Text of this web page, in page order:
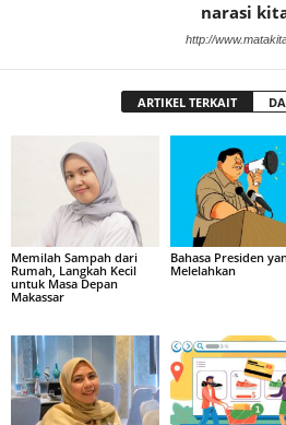
narasi
http://
ARTIKEL TERKAIT
Memilah Sampah dari
Rumah, Langkah Kecil
untuk Masa Depan
Makassar
Bahasa Presiden
Melelahkan